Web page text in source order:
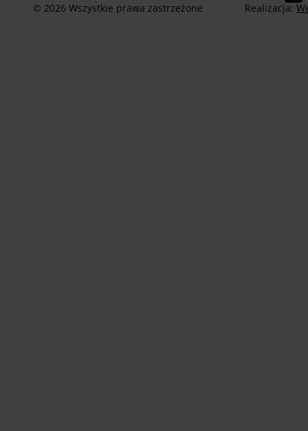
© 2026 Wszystkie prawa zastrzeżone Realizacja: